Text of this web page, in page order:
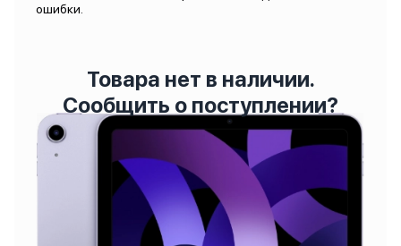
ошибки.
Товара нет в наличии.
Сообщить о поступлении?